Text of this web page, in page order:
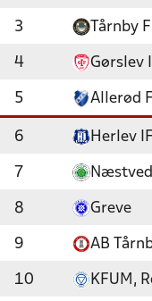
3 Tårnby
4 Gørslev
5 Allerød
6 Herlev IF
7
8 Greve
9 AB
10 KFUM,